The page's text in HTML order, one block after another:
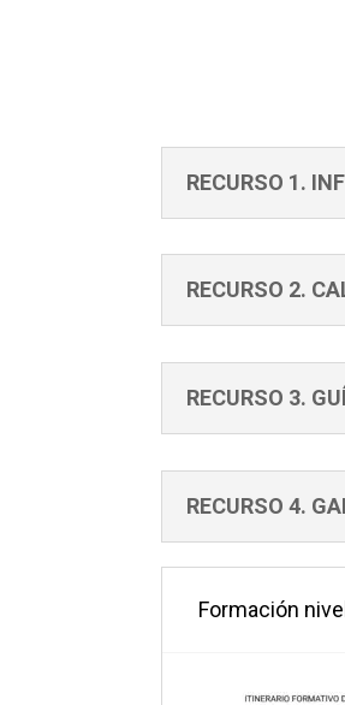
RECURSO 1.
RECURSO 2.
RECURSO 3.
RECURSO 4.
Formación